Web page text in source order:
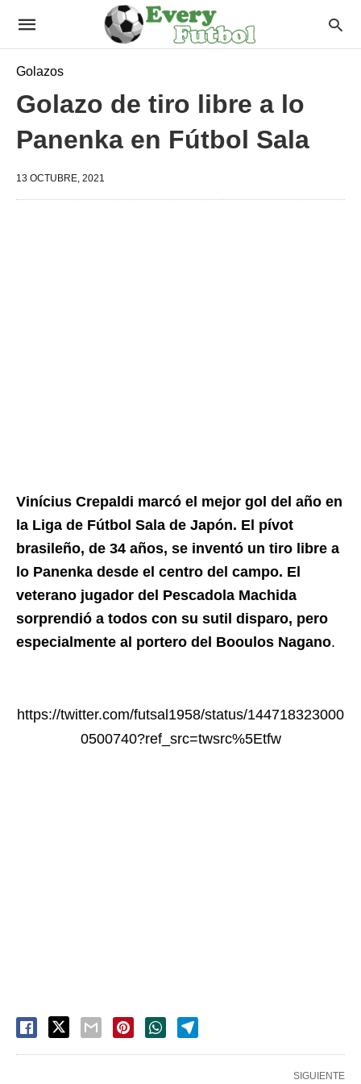
Golazos
Golazo de tiro libre a lo
Panenka en Fútbol Sala
13 OCTUBRE, 2021
Vinícius Crepaldi marcó el mejor gol del año en
la Liga de Fútbol Sala de Japón. El pívot
brasileño, de 34 años, se inventó un tiro libre a
lo Panenka desde el centro del campo. El
veterano jugador del Pescadola Machida
sorprendió a todos con su sutil disparo, pero
especialmente al portero del Booulos Nagano.
https://twitter.com/futsal1958/status/144718323000
0500740?ref_src=twsrc%5Etfw
SIGUIENTE